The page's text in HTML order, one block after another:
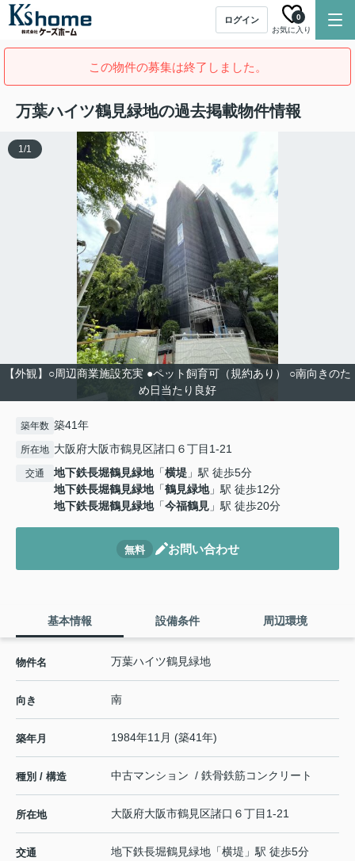
ログイン
お気に入り
0
この物件の募集は終了しました。
万葉ハイツ鶴見緑地の過去掲載物件情報
【外観】○周辺商業施設充実 ●ペット飼育可（規約あり） ○南向きのた
め日当たり良好
1/1
築年数 築41年
所在地 大阪府大阪市鶴見区諸口６丁目1-21
交通 地下鉄長堀鶴見緑地「横堤 」駅 徒歩5分
地下鉄長堀鶴見緑地「鶴見緑地」駅 徒歩12分
地下鉄長堀鶴見緑地「今福鶴見 」駅 徒歩20分
無料 お問い合わせ
基本情報 設備条件 周辺環境
物件名 万葉ハイツ鶴見緑地
向き 南
築年月 1984年11月 (築41年)
種別 / 構造 中古マンション / 鉄骨鉄筋コンクリート
所在地 大阪府大阪市鶴見区諸口 ６丁目1-21
交通 地下鉄長堀鶴見緑地 「横堤 」駅 徒歩5分